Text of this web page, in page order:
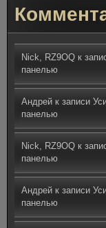
Nick, RZ9OQ к
панелью
Андрей к записи
панелью
Nick, RZ9OQ к
панелью
Андрей к записи
панелью